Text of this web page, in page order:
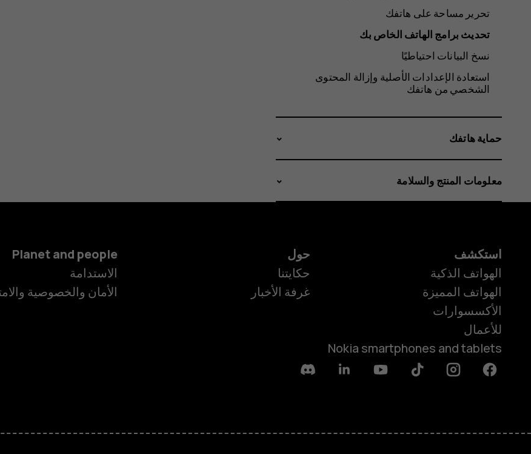
الهواتف
Terra M
تحرير مساحة على هاتفك
تحديث برامج الهاتف الخاص بك
نسخ البيانات احتياطيًا
استعادة الإعدادات الأصلية وإزالة المحتوى
الشخصي من هاتفك
حماية هاتفك
معلومات المنتج والسلامة
استكشف
الهواتف الذكية
الهواتف المميزة
الأكسسوارات
للأعمال
Nokia smartphones and tablets
حول
حكايتنا
غرفة الأخبار
Planet and people
الاستدامة
الأمان والخصوصية
Facebook
Instagram
Tiktok
Youtube
Linkedin
Discord